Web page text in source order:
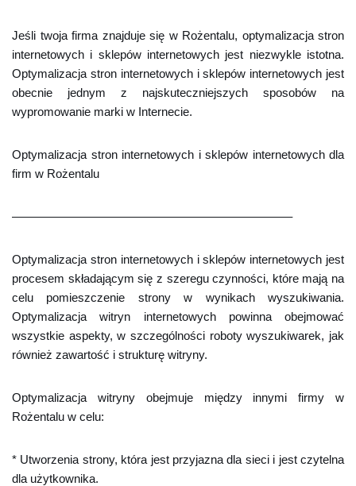
Jeśli twoja firma znajduje się w Rożentalu, optymalizacja stron
internetowych i sklepów internetowych jest niezwykle istotna.
Optymalizacja stron internetowych i sklepów internetowych jest
obecnie jednym z najskuteczniejszych sposobów na
wypromowanie marki w Internecie.
Optymalizacja stron internetowych i sklepów internetowych dla
firm w Rożentalu
———————————————————————–
Optymalizacja stron internetowych i sklepów internetowych jest
procesem składającym się z szeregu czynności, które mają na
celu pomieszczenie strony w wynikach wyszukiwania.
Optymalizacja witryn internetowych powinna obejmować
wszystkie aspekty, w szczególności roboty wyszukiwarek, jak
również zawartość i strukturę witryny.
Optymalizacja witryny obejmuje między innymi firmy w
Rożentalu w celu:
* Utworzenia strony, która jest przyjazna dla sieci i jest czytelna
dla użytkownika.